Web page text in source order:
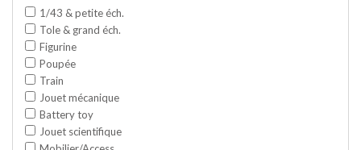
1/43 & petite éch.
Tole & grand éch.
Figurine
Poupée
Train
Jouet mécanique
Battery toy
Jouet scientifique